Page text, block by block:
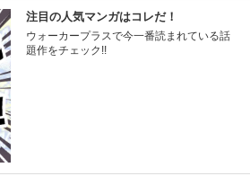
注目の人気マンガはコレだ！
ウォーカープラスで今一番読まれている話
題作をチェック!!